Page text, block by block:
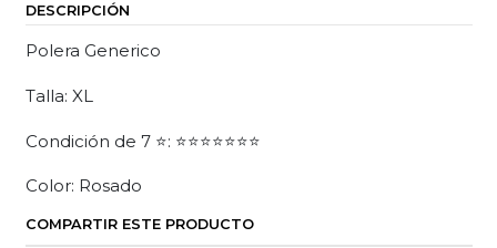
DESCRIPCIÓN
Polera Generico
Talla: XL
Condición de 7 ⭐: ⭐⭐⭐⭐⭐⭐⭐
Color: Rosado
COMPARTIR ESTE PRODUCTO